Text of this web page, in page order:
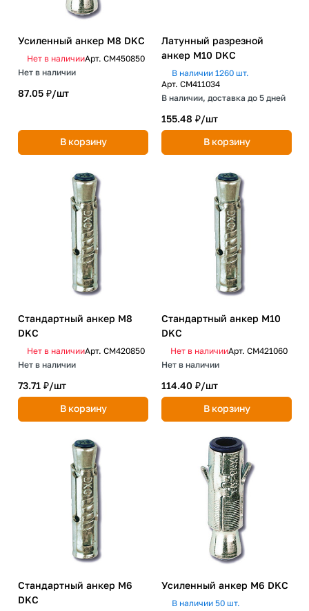
Усиленный анкер М8 DKC
Нет в наличииАрт. CM450850
Нет в наличии
87.05 ₽/шт
В корзину
Латунный разрезной
анкер М10 DKC
В наличии 1260 шт.
Арт. CM411034
В наличии, доставка до 5 дней
155.48 ₽/шт
В корзину
Стандартный анкер М8
DKC
Нет в наличииАрт. CM420850
Нет в наличии
73.71 ₽/шт
В корзину
Стандартный анкер М10
DKC
Нет в наличииАрт. CM421060
Нет в наличии
114.40 ₽/шт
В корзину
Стандартный анкер М6
DKC
Усиленный анкер М6 DKC
В наличии 50 шт.